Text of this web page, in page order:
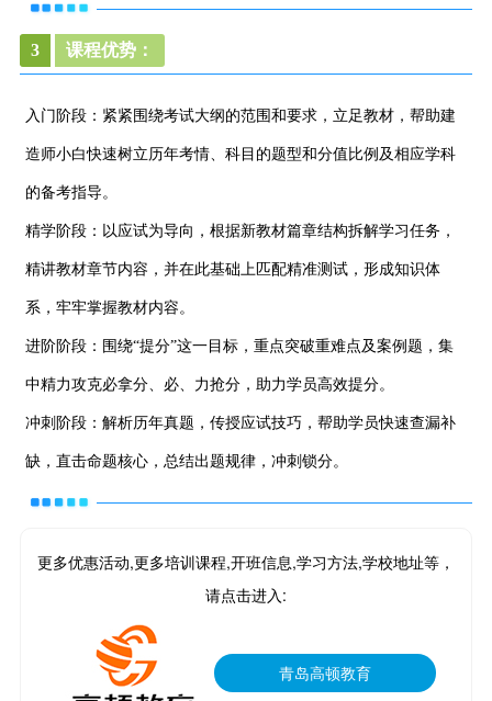
3 课程优势：
入门阶段：紧紧围绕考试大纲的范围和要求，立足教材，帮助建
造师小白快速树立历年考情、科目的题型和分值比例及相应学科
的备考指导。
精学阶段：以应试为导向，根据新教材篇章结构拆解学习任务，
精讲教材章节内容，并在此基础上匹配精准测试，形成知识体
系，牢牢掌握教材内容。
进阶阶段：围绕“提分”这一目标，重点突破重难点及案例题，集
中精力攻克必拿分、必、力抢分，助力学员高效提分。
冲刺阶段：解析历年真题，传授应试技巧，帮助学员快速查漏补
缺，直击命题核心，总结出题规律，冲刺锁分。
更多优惠活动,更多培训课程,开班信息,学习方法,学校地址等，
请点击进入:
青岛高顿教育